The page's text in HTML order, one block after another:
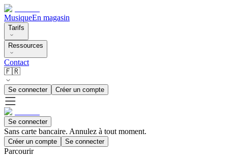
MusiqueEn magasin
Tarifs
Ressources
Contact
🇫🇷
Se connecter Créer un compte
Se connecter
Sans carte bancaire. Annulez à tout moment.
Créer un compte Se connecter
Parcourir